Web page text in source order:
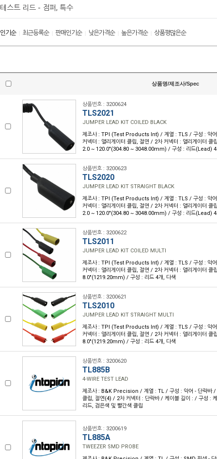
테스트 리드 - 점퍼, 특수
인기순| 최근등록순| 판매인기순| 낮은가격순| 높은가격순| 상품평많은순
상품명/제조사/Spec
상품번호 : 3200624
TLS2021
JUMPER LEAD KIT COILED BLACK
제조사 : TPI (Test Products Int) / 계열 : TLS / 구성 : 악어
커넥터 : 앨리게이터 클립, 절연 / 2차 커넥터 : 앨리게이터 클
2.0 ~ 120.0"(304.80 ~ 3048.00mm) / 구성 : 리드(Lead) 4
상품번호 : 3200623
TLS2020
JUMPER LEAD KIT STRAIGHT BLACK
제조사 : TPI (Test Products Int) / 계열 : TLS / 구성 : 악어
커넥터 : 앨리게이터 클립, 절연 / 2차 커넥터 : 앨리게이터 클
2.0 ~ 120.0"(304.80 ~ 3048.00mm) / 구성 : 리드(Lead) 4
상품번호 : 3200622
TLS2011
JUMPER LEAD KIT COILED MULTI
제조사 : TPI (Test Products Int) / 계열 : TLS / 구성 : 악어
커넥터 : 앨리게이터 클립, 절연 / 2차 커넥터 : 앨리게이터 클
8.0"(1219.20mm) / 구성 : 리드 4개, 다색
상품번호 : 3200621
TLS2010
JUMPER LEAD KIT STRAIGHT MULTI
제조사 : TPI (Test Products Int) / 계열 : TLS / 구성 : 악어
커넥터 : 앨리게이터 클립, 절연 / 2차 커넥터 : 앨리게이터 클
8.0"(1219.20mm) / 구성 : 리드 4개, 다색
상품번호 : 3200620
TL885B
4-WIRE TEST LEAD
제조사 : B&K Precision / 계열 : TL / 구성 : 악어 - 단락바 /
클립, 절연(4) / 2차 커넥터 : 단락바 / 케이블 길이 : / 구성 :
리드, 검은색 및 빨간색 클립
상품번호 : 3200619
TL885A
TWEEZER SMD PROBE